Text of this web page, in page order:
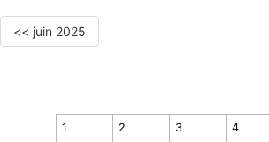
<< juin 2025
1 2 3 4